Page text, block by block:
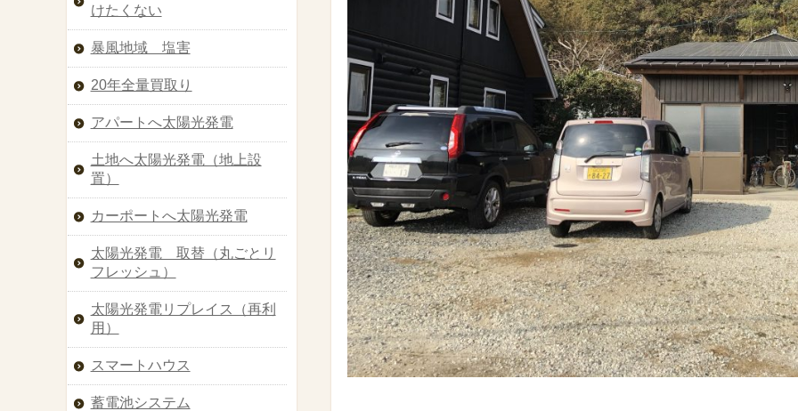
けたくない
暴風地域 塩害
20年全量買取り
アパートへ太陽光発電
土地へ太陽光発電（地上設
置）
カーポートへ太陽光発電
太陽光発電 取替（丸ごとリ
フレッシュ）
太陽光発電リプレイス（再利
用）
スマートハウス
蓄電池システム